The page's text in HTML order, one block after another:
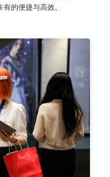
的便捷与高效。